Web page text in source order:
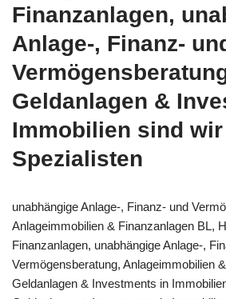
Finanzanlagen,
Anlage-, Finanz-
Geldanlagen &
Immobilien sind
Spezialisten
unabhängige Anlage-, Finanz- und
Anlageimmobilien & Finanzanlagen BL,
Finanzanlagen, unabhängige Anlage-,
Vermögensberatung, Anlageimmobilien
Geldanlagen & Investments in